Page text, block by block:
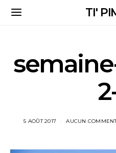
TI'
5 AOÛT 2017 AUCUN